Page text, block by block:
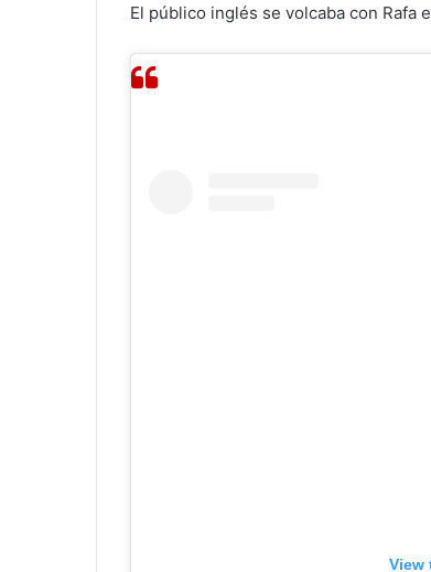
El público inglés se volcaba con Rafa
View